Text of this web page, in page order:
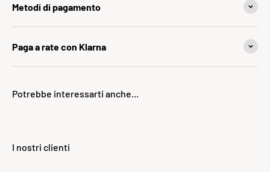
Metodi di pagamento
Paga a rate con Klarna